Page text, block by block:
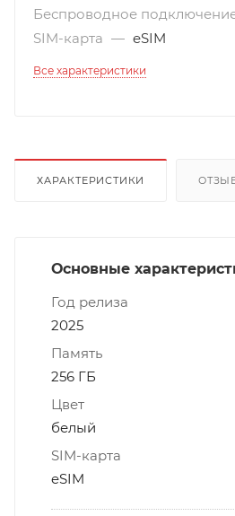
Беспроводное
SIM-карта — eSIM
Все характеристики
ХАРАКТЕРИСТИКИ
Основные
Год релиза
2025
Память
256 ГБ
Цвет
белый
SIM-карта
eSIM